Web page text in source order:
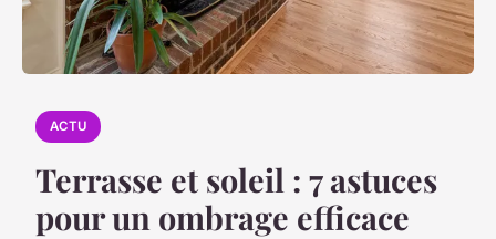
ACTU
Terrasse et soleil : 7 astuces
pour un ombrage efficace